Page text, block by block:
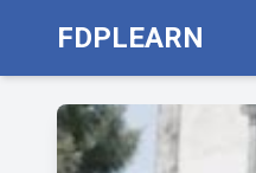
FDPLEARN